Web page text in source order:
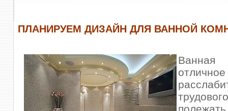
ПЛАНИРУЕМ ДИЗАЙН ДЛЯ ВАННОЙ
Ванная